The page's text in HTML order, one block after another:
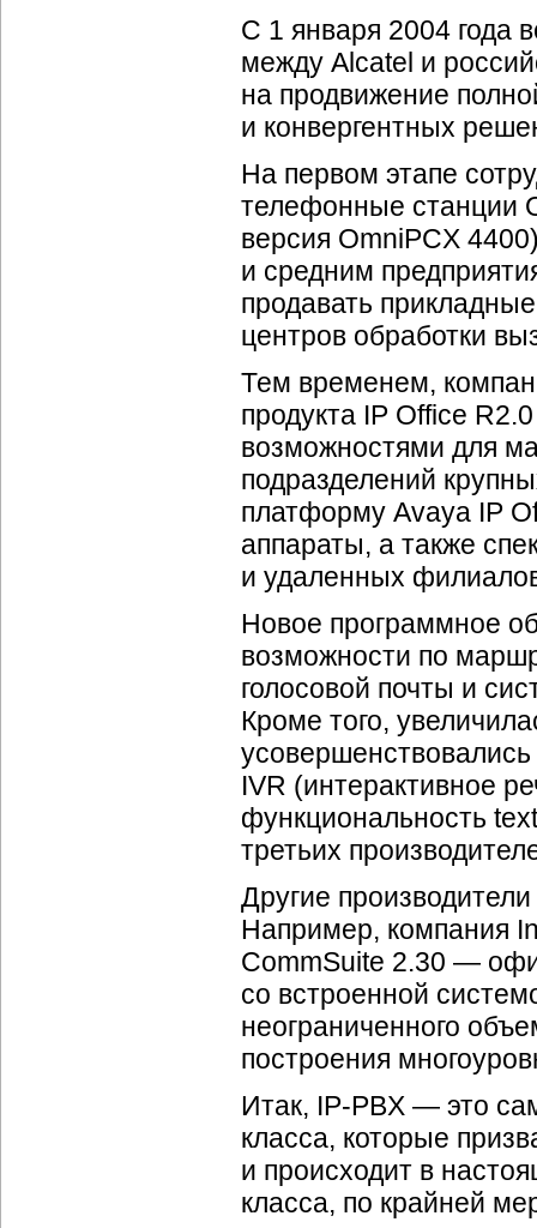
С 1 января 2004 года
между Alcatel и
на продвижение
и конвергентных
На первом этапе
телефонные станции
версия OmniPCX
и средним
продавать
центров обработки
Тем временем,
продукта IP Office
возможностями для
подразделений
платформу Avaya IP
аппараты, а также
и удаленных
Новое программное
возможности по
голосовой почты и
Кроме того,
IVR (интерактивное
функциональность
третьих
Другие
Например, компания
CommSuite 2.30 —
со встроенной
неограниченного
построения
Итак, IP-PBX — это
класса, которые
и происходит в
класса, по крайней